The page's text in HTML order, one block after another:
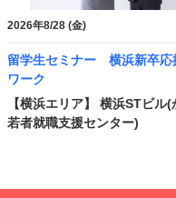
2026年8/28 (金)
留学生セミナー 横浜新卒応
ワーク
【横浜エリア】 横浜STビル
若者就職支援センター)